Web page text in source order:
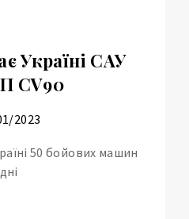
Україні САУ
CV90
2023
50 бойових машин